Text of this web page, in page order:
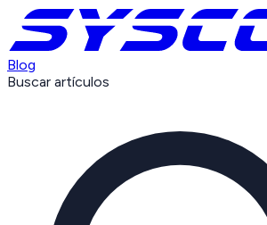
Blog
Buscar artículos